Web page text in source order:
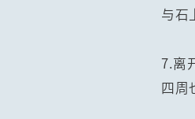
与石
7.离
四周